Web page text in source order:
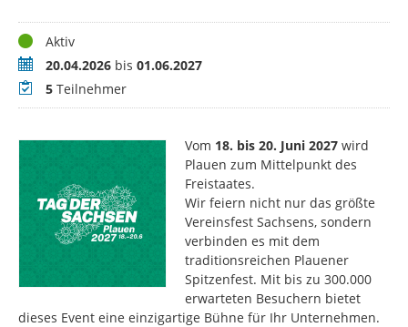
StatusAktiv
Zeitraum20.04.2026 bis 01.06.2027
Teilnehmer
5 Teilnehmer
Vom 18. bis 20. Juni 2027 wird
Plauen zum Mittelpunkt des
Freistaates.
Wir feiern nicht nur das größte
Vereinsfest Sachsens, sondern
verbinden es mit dem
traditionsreichen Plauener
Spitzenfest. Mit bis zu 300.000
erwarteten Besuchern bietet
dieses Event eine einzigartige Bühne für Ihr Unternehmen.